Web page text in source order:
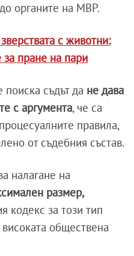
органите на МВР.
с животни:
пране на пари
съдът да не дава
с аргумента, че са
правила,
от съдебния състав.
налагане на
размер,
кодекс за този тип
обществена